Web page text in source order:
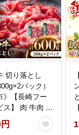
切り落とし
パック）
》【長崎フー
ス】 肉 牛肉 赤
国産 切落し
冷凍配送